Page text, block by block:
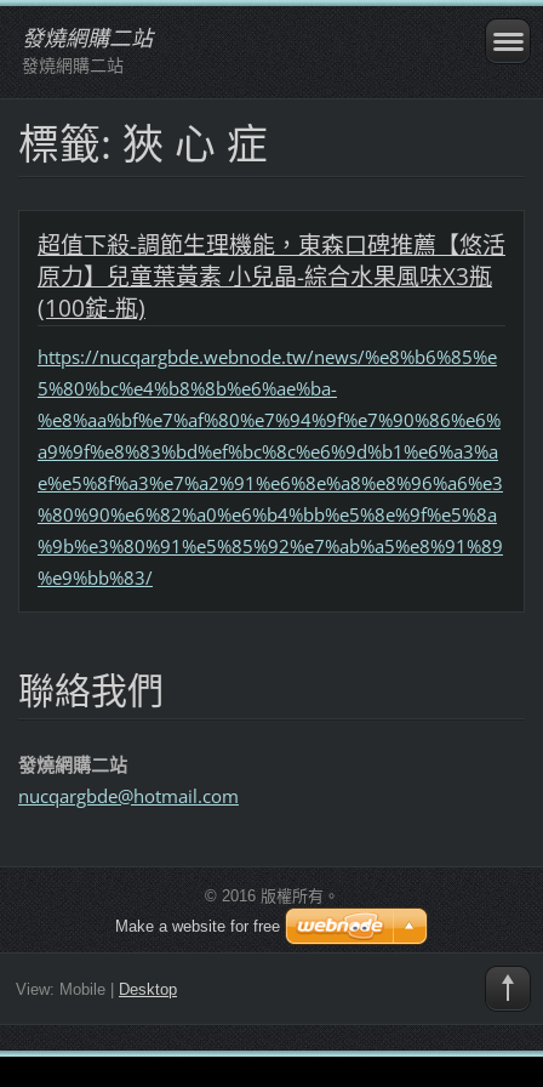
發燒網購二站
發燒網購二站
標籤: 狹 心 症
超值下殺-調節生理機能，東森口碑推薦【悠活
原力】兒童葉黃素 小兒晶-綜合水果風味X3瓶
(100錠-瓶)
https://nucqargbde.webnode.tw/news/%e8%b6%85%e
5%80%bc%e4%b8%8b%e6%ae%ba-
%e8%aa%bf%e7%af%80%e7%94%9f%e7%90%86%e6%
a9%9f%e8%83%bd%ef%bc%8c%e6%9d%b1%e6%a3%a
e%e5%8f%a3%e7%a2%91%e6%8e%a8%e8%96%a6%e3
%80%90%e6%82%a0%e6%b4%bb%e5%8e%9f%e5%8a
%9b%e3%80%91%e5%85%92%e7%ab%a5%e8%91%89
%e9%bb%83/
聯絡我們
發燒網購二站
nucqargbde@hotmail.com
© 2016 版權所有。
Make a website for free
View: Mobile| Desktop